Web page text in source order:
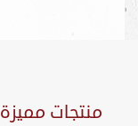
منتجات مميزة